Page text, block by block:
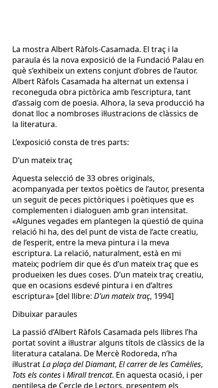
La mostra Albert Ràfols-Casamada. El traç i la
paraula és la nova exposició de la Fundació Palau en
què s’exhibeix un extens conjunt d’obres de l’autor.
Albert Ràfols Casamada ha alternat un extensa i
reconeguda obra pictòrica amb l’escriptura, tant
d’assaig com de poesia. Alhora, la seva producció ha
donat lloc a nombroses il·lustracions de clàssics de
la literatura.
L’exposició consta de tres parts:
D’un mateix traç
Aquesta selecció de 33 obres originals,
acompanyada per textos poètics de l’autor, presenta
un seguit de peces pictòriques i poètiques que es
complementen i dialoguen amb gran intensitat.
«Algunes vegades em plantegen la qüestió de quina
relació hi ha, des del punt de vista de l’acte creatiu,
de l’esperit, entre la meva pintura i la meva
escriptura. La relació, naturalment, està en mi
mateix; podríem dir que és d’un mateix traç que es
produeixen les dues coses. D’un mateix traç creatiu,
que en ocasions esdevé pintura i en d’altres
escriptura» [del llibre: D’un mateix traç, 1994]
Dibuixar paraules
La passió d’Albert Ràfols Casamada pels llibres l’ha
portat sovint a il·lustrar alguns títols de clàssics de la
literatura catalana. De Mercè Rodoreda, n’ha
il·lustratLa plaça del Diamant, El carrer de les Camèlies,
Tots els contes i Mirall trencat. En aquesta ocasió, i per
gentilesa de Cercle de Lectors, presentem els